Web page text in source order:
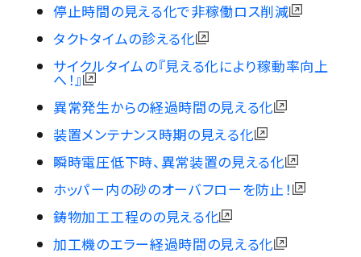
停止時間の見える化で非稼働ロス削減
タクトタイムの診える化
サイクルタイムの『見える化により稼動率向上
へ！』
異常発生からの経過時間の見える化
装置メンテナンス時期の見える化
瞬時電圧低下時、異常装置の見える化
ホッパー内の砂のオーバフローを防止！
鋳物加工工程のの見える化
加工機のエラー経過時間の見える化